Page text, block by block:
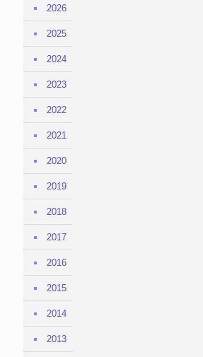
2026
2025
2024
2023
2022
2021
2020
2019
2018
2017
2016
2015
2014
2013